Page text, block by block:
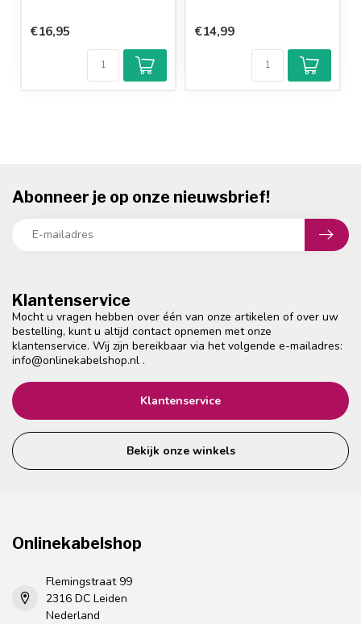
€16,95 €14,99
Klantenservice
Mocht u vragen hebben over één van onze artikelen of over uw
bestelling, kunt u altijd contact opnemen met onze
klantenservice. Wij zijn bereikbaar via het volgende e-mailadres:
info@onlinekabelshop.nl .
Klantenservice
Bekijk onze winkels
Abonneer je op onze nieuwsbrief!
Onlinekabelshop
Flemingstraat 99
2316 DC Leiden
Nederland